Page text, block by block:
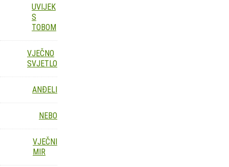
UVIJEK
S
TOBOM
VJEČNO
SVJETLO
ANĐELI
NEBO
VJEČNI
MIR